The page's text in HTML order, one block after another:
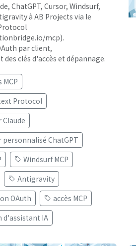
ChatGPT, Cursor, Windsurf,
à AB Projects via le
mcp).
par client,
clés d'accès et dépannage.
Protocol
ChatGPT
Windsurf MCP
Antigravity
OAuth
accès MCP
IA